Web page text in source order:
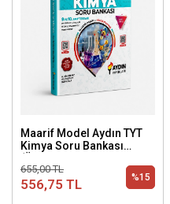
Maarif Model Aydın TYT
Kimya Soru Bankası
(Üniversiteye Hazırlık 1.
Basamak)
655,00 TL
556,75 TL %15